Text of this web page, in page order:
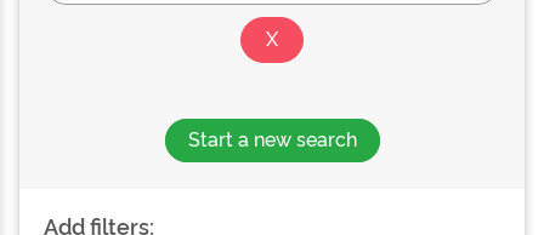
Start a new search
Add filters: